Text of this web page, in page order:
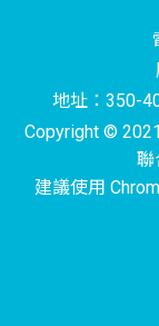
地址：350-
Copyright ©
聯
建議使用